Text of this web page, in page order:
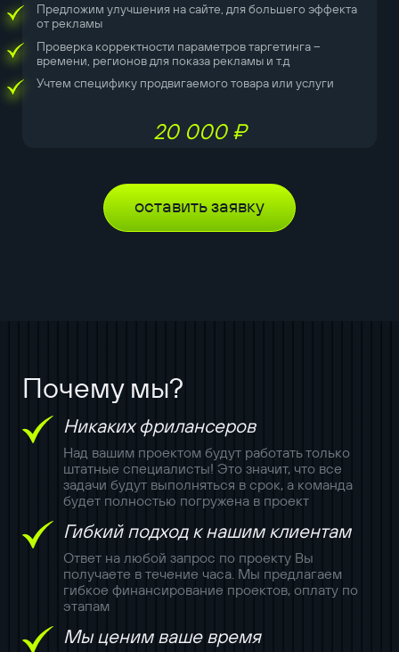
Предложим улучшения на сайте, для большего эффекта
от рекламы
Проверка корректности параметров таргетинга –
времени, регионов для показа рекламы и т.д
Учтем специфику продвигаемого товара или услуги
20 000 ₽
оставить заявку
Почему мы?
Никаких фрилансеров
Над вашим проектом будут работать только
штатные специалисты! Это значит, что все
задачи будут выполняться в срок, а команда
будет полностью погружена в проект
Гибкий подход к нашим клиентам
Ответ на любой запрос по проекту Вы
получаете в течение часа. Мы предлагаем
гибкое финансирование проектов, оплату по
этапам
Мы ценим ваше время